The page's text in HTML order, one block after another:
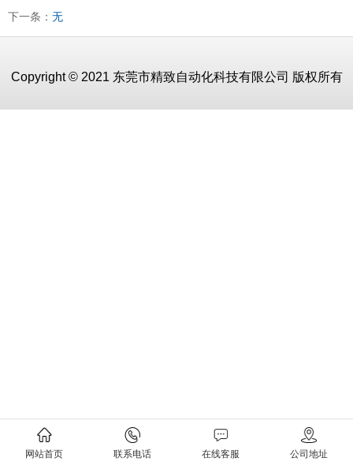
下一条： 无
网站首页 联系电话 在线客服 公司地址
Copyright © 2021 东莞市精致自动化科技有限公司 版权所有